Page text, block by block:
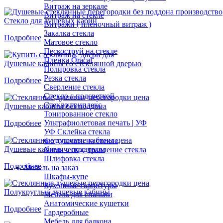
Витраж на зеркале
Витраж на стекле
Витражи ( пленочный витраж )
Закалка стекла
Матовое стекло
Пескоструй на стекле
Пленка Oracal
Полировка стекла
Резка стекла
Сверление стекла
Стекло с подсветкой
Стекло триплекс
Тонированное стекло
Ультрафиолетовая печать | УФ
УФ Склейка стекла
Фотопечать на стекле
Химическое травление стекла
Шлифовка стекла
Мебель на заказ
Шкафы-купе
Кухонные гарнитуры
Мебель для спальни
Анатомические кушетки
Гардеробные
Мебель для балкона
Стекло для душевых кабин
Подробнее
Душевые кабины со стеклянной дверью
Подробнее
Душевые кабины без поддона
Подробнее
Душевые кабины с поддоном
Подробнее
Полукруглые душевые кабины
Подробнее